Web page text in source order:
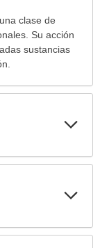
clase de
Su acción
sustancias